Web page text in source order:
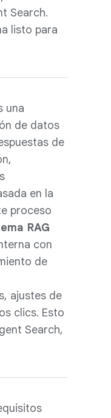
Search.
listo para
una
de datos
de
en la
proceso
RAG
con
de
ajustes de
clics. Esto
Search,